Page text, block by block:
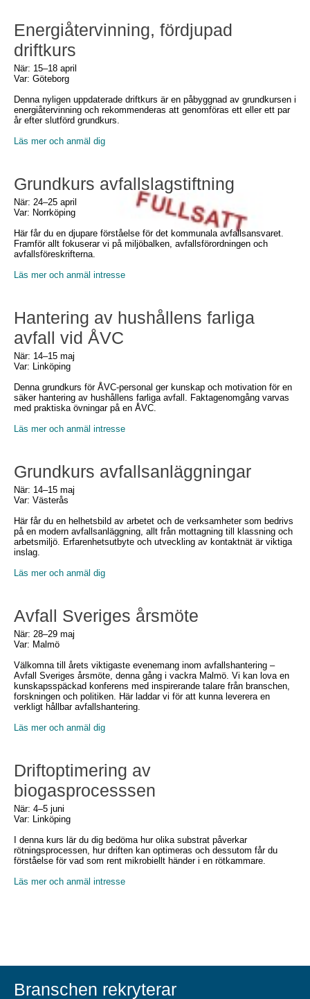
Energiåtervinning, fördjupad
driftkurs
När: 15–18 april
Var: Göteborg
Denna nyligen uppdaterade driftkurs är en påbyggnad av grundkursen i
energiåtervinning och rekommenderas att genomföras ett eller ett par
år efter slutförd grundkurs.
Läs mer och anmäl dig
Grundkurs avfallslagstiftning
När: 24–25 april
Var: Norrköping
Här får du en djupare förståelse för det kommunala avfallsansvaret.
Framför allt fokuserar vi på miljöbalken, avfallsförordningen och
avfallsföreskrifterna.
Läs mer och anmäl intresse
Hantering av hushållens farliga
avfall vid ÅVC
När: 14–15 maj
Var: Linköping
Denna grundkurs för ÅVC-personal ger kunskap och motivation för en
säker hantering av hushållens farliga avfall. Faktagenomgång varvas
med praktiska övningar på en ÅVC.
Läs mer och anmäl intresse
Grundkurs avfallsanläggningar
När: 14–15 maj
Var: Västerås
Här får du en helhetsbild av arbetet och de verksamheter som bedrivs
på en modern avfallsanläggning, allt från mottagning till klassning och
arbetsmiljö. Erfarenhetsutbyte och utveckling av kontaktnät är viktiga
inslag.
Läs mer och anmäl dig
Avfall Sveriges årsmöte
När: 28–29 maj
Var: Malmö
Välkomna till årets viktigaste evenemang inom avfallshantering –
Avfall Sveriges årsmöte, denna gång i vackra Malmö. Vi kan lova en
kunskapsspäckad konferens med inspirerande talare från branschen,
forskningen och politiken. Här laddar vi för att kunna leverera en
verkligt hållbar avfallshantering.
Läs mer och anmäl dig
Driftoptimering av
biogasprocesssen
När: 4–5 juni
Var: Linköping
I denna kurs lär du dig bedöma hur olika substrat påverkar
rötningsprocessen, hur driften kan optimeras och dessutom får du
förståelse för vad som rent mikrobiellt händer i en rötkammare.
Läs mer och anmäl intresse
Branschen rekryterar